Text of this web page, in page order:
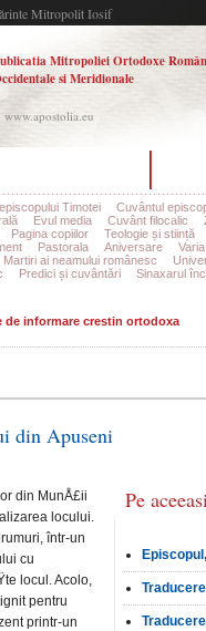
Mitropolit Iosif
Mitropoliei Ortodoxe
si Meridionale
Timotei Cuvântul
Evul media Cuvânt filocalic
Pagina copiilor Teologie și stiință
Pastorala Aniversare Varia
Martiri ai neamului românesc
Predici și cuvântări Sinaxarul
de informare crestin ortodoxa
din Apuseni
Pe
din MunÅ£ii
locului.
într-un
cu
locul. Acolo,
pentru
printr-un